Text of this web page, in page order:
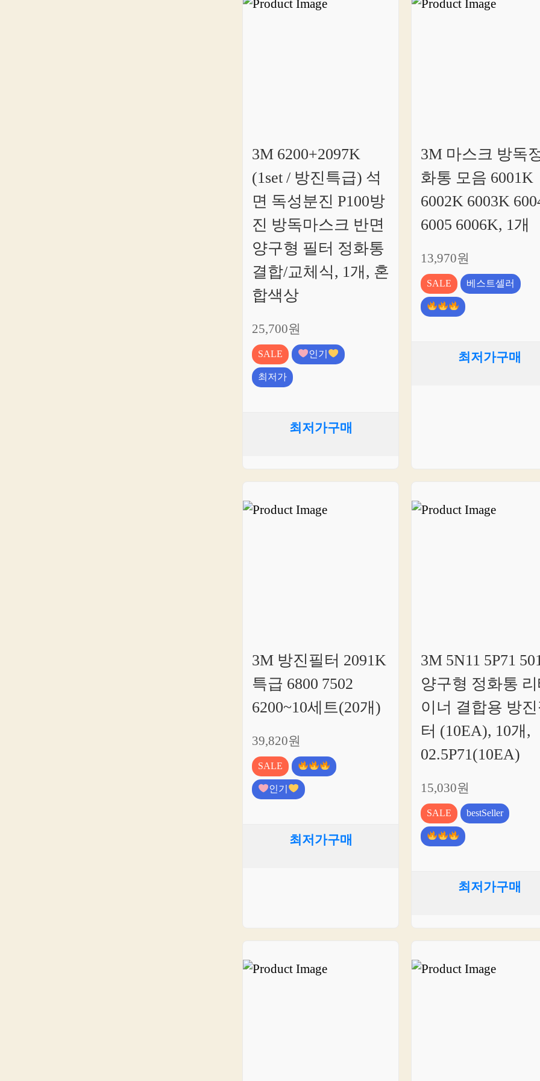
3M 6200+2097K
(1set / 방진특급) 석
면 독성분진 P100방
진 방독마스크 반면
양구형 필터 정화통
결합/교체식, 1개, 혼
합색상
25,700원
SALE
인기
최저가
최저가구매
3M 마스크 방독
화통 모음 6001K
6002K 6003K
6005 6006K, 1개
13,970원
SALE 베스트셀러
최저가구매
3M 방진필터 2091K
특급 6800 7502
6200~10세트(20개)
39,820원
SALE
인기
최저가구매
3M 5N11 5P71
양구형 정화통
이너 결합용 방
터 (10EA), 10개,
02.5P71(10EA)
15,030원
SALE bestSeller
최저가구매